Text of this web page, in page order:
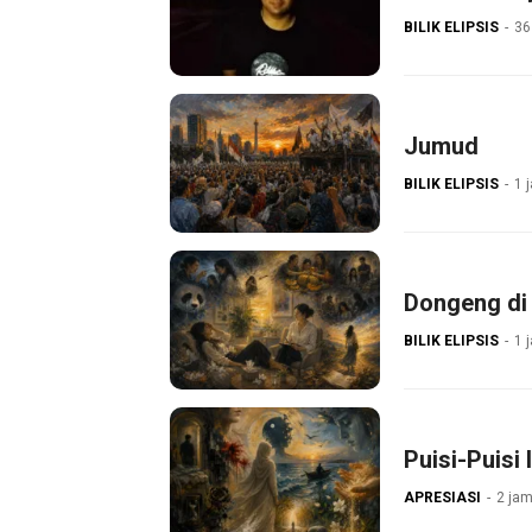
BILIK ELIPSIS
Jumud
BILIK ELIPSIS 1
Dongeng
BILIK ELIPSIS 1
Puisi-Puisi
APRESIASI 2